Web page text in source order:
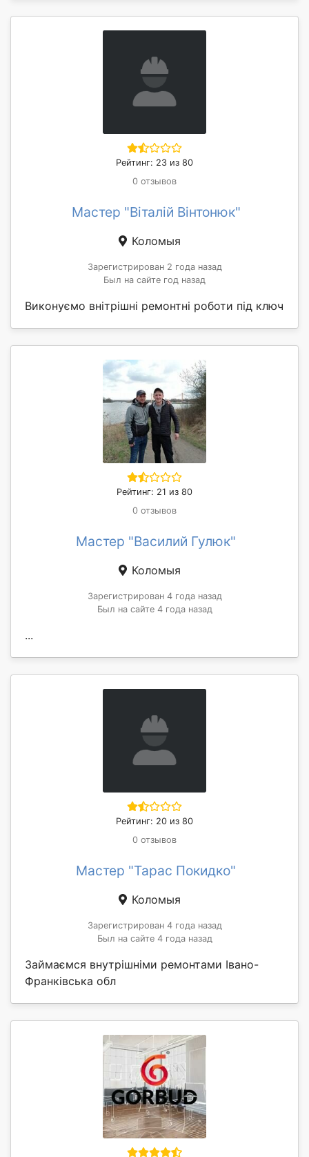
Рейтинг: 23 из 80
0 отзывов
Мастер "Віталій Вінтонюк"
Коломыя
Зарегистрирован 2 года назад
Был на сайте год назад
Виконуємо внітрішні ремонтні роботи під ключ
Рейтинг: 21 из 80
0 отзывов
Мастер "Василий Гулюк"
Коломыя
Зарегистрирован 4 года назад
Был на сайте 4 года назад
...
Рейтинг: 20 из 80
0 отзывов
Мастер "Тарас Покидко"
Коломыя
Зарегистрирован 4 года назад
Был на сайте 4 года назад
Займаємся внутрішніми ремонтами Івано-
Франківська обл